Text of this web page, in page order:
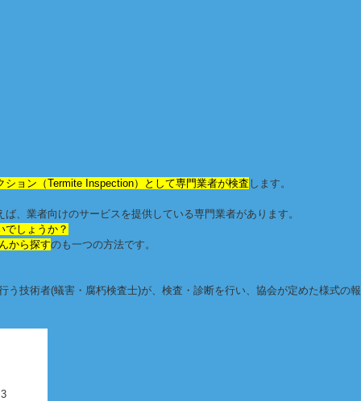
ション（Termite Inspection）として専門業者が検査 します。
、業者向けのサービスを提供している専門業者があります。
でしょうか？
から探すのも一つの方法です。
技術者(蟻害・腐朽検査士)が、検査・診断を行い、協会が定めた様式の